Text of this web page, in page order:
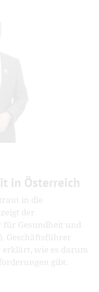
in Österreich
in die
der
für Gesundheit und
Geschäftsführer
erklärt, wie es darum
gibt.